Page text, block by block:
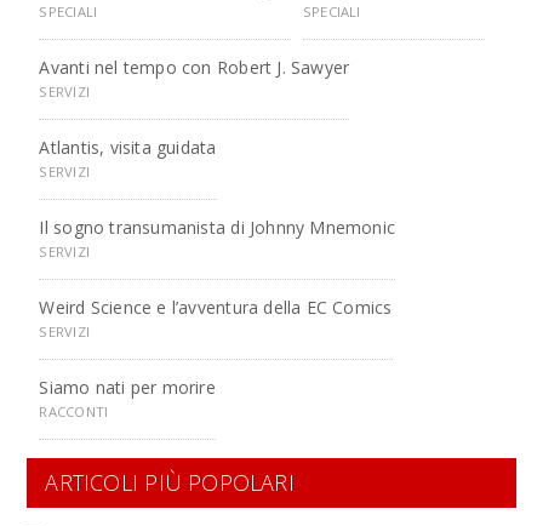
SPECIALI SPECIALI
Avanti nel tempo con Robert J. Sawyer
SERVIZI
Atlantis, visita guidata
SERVIZI
Il sogno transumanista di Johnny Mnemonic
SERVIZI
Weird Science e l’avventura della EC Comics
SERVIZI
Siamo nati per morire
RACCONTI
ARTICOLI PIÙ POPOLARI